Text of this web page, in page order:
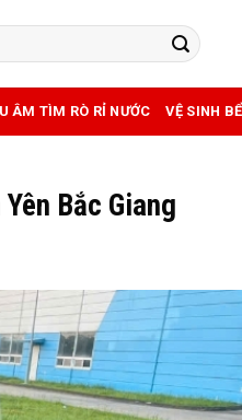
ÂM TÌM RÒ RỈ NƯỚC VỆ SINH
Bắc Giang